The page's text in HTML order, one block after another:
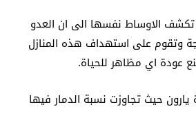
الاوساط نفسها الى ان العدو
وتقوم على استهداف هذه المنازل
عودة اي مظاهر للحياة.
يارون حيث تجاوزت نسبة الدمار فيها